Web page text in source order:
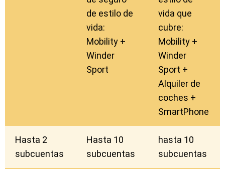
de estilo de
vida:
Mobility +
Winder
Sport
vida que
cubre:
Mobility +
Winder
Sport +
Alquiler de
coches +
SmartPhone
Hasta 2
subcuentas
Hasta 10
subcuentas
hasta 10
subcuentas